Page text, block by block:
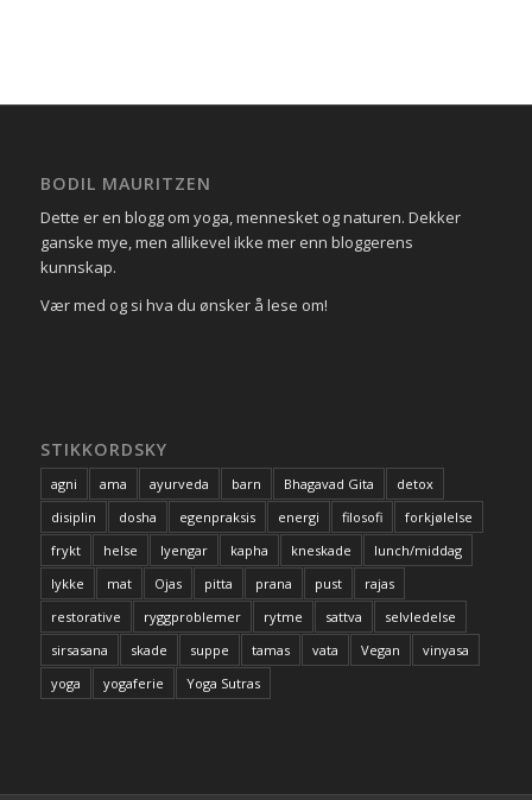
BODIL MAURITZEN
Dette er en blogg om yoga, mennesket og naturen. Dekker
ganske mye, men allikevel ikke mer enn bloggerens
kunnskap.
Vær med og si hva du ønsker å lese om!
STIKKORDSKY
agni ama ayurveda barn Bhagavad Gita
detox
disiplin
dosha egenpraksis energi filosofi
forkjølelse
frykt
helse Iyengar kapha kneskade
lunch/middag
lykke
mat Ojas pitta prana pust
rajas
restorative
ryggproblemer rytme sattva
selvledelse
sirsasana
skade suppe tamas vata Vegan
vinyasa
yoga
yogaferie Yoga Sutras